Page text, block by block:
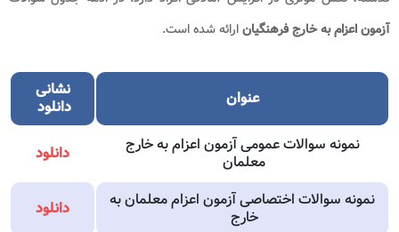
آزمون اعزام به خارجفرهنگیانارائه شده است.
عنوان
نشانی
دانلود
نمونه سوالات عمومی آزمون اعزام به خارج
معلمان
دانلود
نمونه سوالات اختصاصی آزمون اعزام معلمان به
خارج
دانلود